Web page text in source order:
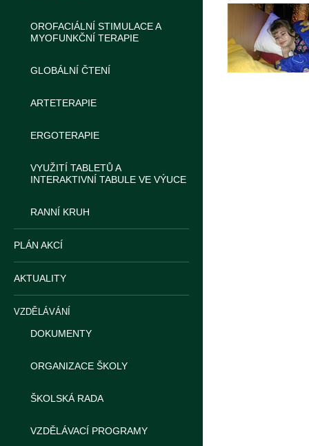
OROFACIÁLNÍ STIMULACE A
MYOFUNKČNÍ TERAPIE
GLOBÁLNÍ ČTENÍ
ARTETERAPIE
ERGOTERAPIE
VYUŽITÍ TABLETŮ A
INTERAKTIVNÍ TABULE VE VÝUCE
RANNÍ KRUH
PLÁN AKCÍ
AKTUALITY
VZDĚLÁVÁNÍ
DOKUMENTY
ORGANIZACE ŠKOLY
ŠKOLSKÁ RADA
VZDĚLÁVACÍ PROGRAMY